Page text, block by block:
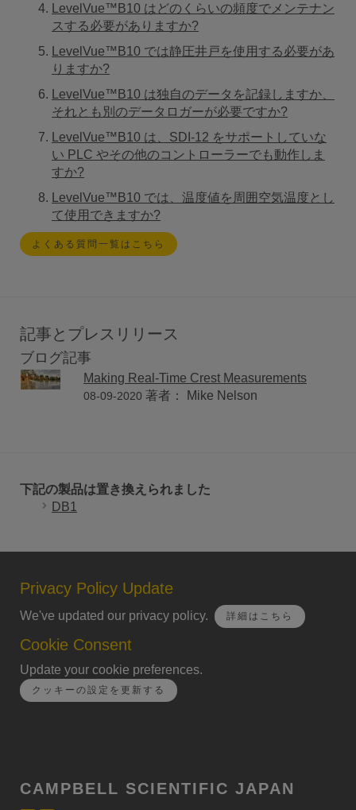
LevelVue™B10 はどのくらいの頻度でメンテナン
スする必要がありますか?
LevelVue™B10 では静圧井戸を使用する必要があ
りますか?
LevelVue™B10 は独自のデータを記録しますか、
それとも別のデータロガーが必要ですか?
LevelVue™B10 は、SDI-12 をサポートしていな
い PLC やその他のコントローラーでも動作しま
すか?
LevelVue™B10 では、温度値を周囲空気温度とし
て使用できますか?
よくある質問一覧はこちら
記事とプレスリリース
ブログ記事
Making Real-Time Crest Measurements
08-09-2020 著者： Mike Nelson
下記の製品は置き換えられました
DB1
Privacy Policy Update
We've updated our privacy policy. 詳細はこちら
Cookie Consent
Update your cookie preferences.
クッキーの設定を更新する
CAMPBELL SCIENTIFIC JAPAN